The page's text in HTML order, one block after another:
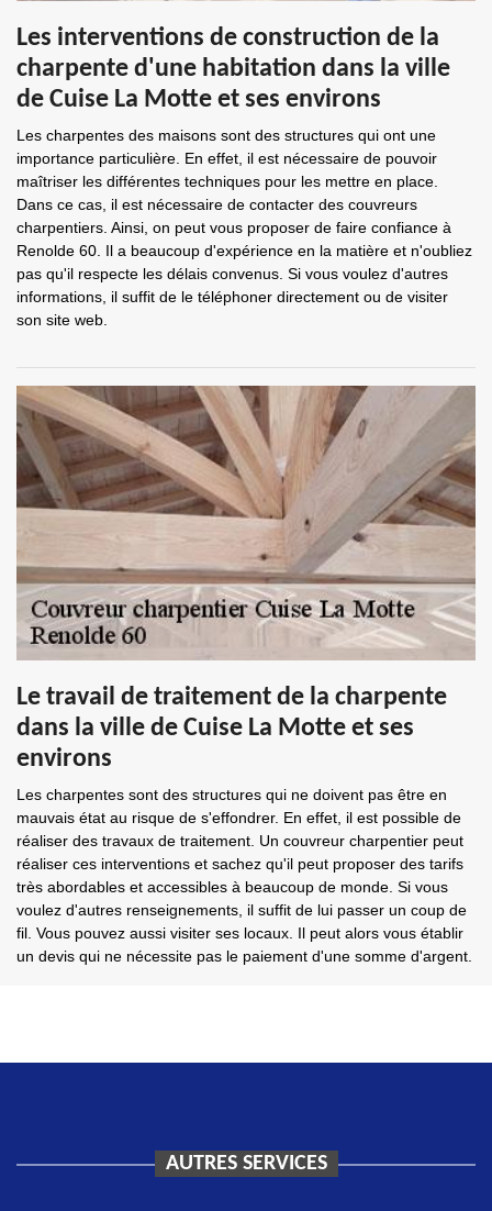
Les interventions de construction de la
charpente d'une habitation dans la ville
de Cuise La Motte et ses environs
Les charpentes des maisons sont des structures qui ont une
importance particulière. En effet, il est nécessaire de pouvoir
maîtriser les différentes techniques pour les mettre en place.
Dans ce cas, il est nécessaire de contacter des couvreurs
charpentiers. Ainsi, on peut vous proposer de faire confiance à
Renolde 60. Il a beaucoup d'expérience en la matière et n'oubliez
pas qu'il respecte les délais convenus. Si vous voulez d'autres
informations, il suffit de le téléphoner directement ou de visiter
son site web.
Le travail de traitement de la charpente
dans la ville de Cuise La Motte et ses
environs
Les charpentes sont des structures qui ne doivent pas être en
mauvais état au risque de s'effondrer. En effet, il est possible de
réaliser des travaux de traitement. Un couvreur charpentier peut
réaliser ces interventions et sachez qu'il peut proposer des tarifs
très abordables et accessibles à beaucoup de monde. Si vous
voulez d'autres renseignements, il suffit de lui passer un coup de
fil. Vous pouvez aussi visiter ses locaux. Il peut alors vous établir
un devis qui ne nécessite pas le paiement d'une somme d'argent.
AUTRES SERVICES